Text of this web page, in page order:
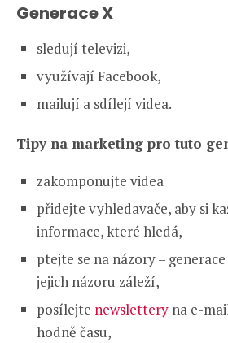
Generace X
sledují televizi,
využívají Facebook,
mailují a sdílejí videa.
Tipy na marketing pro tuto
zakomponujte videa
přidejte vyhledavače, aby si
informace, které hledá,
ptejte se na názory –
jejich názoru záleží,
posílejte newslettery na e-
hodně času,